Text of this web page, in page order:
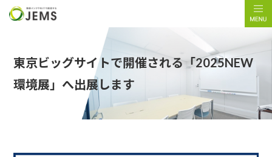
東京ビッグサイトで開催される「2025NEW
環境展」へ出展します